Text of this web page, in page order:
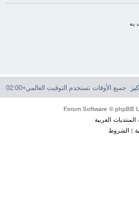
به
جميع الأوقات تستخدم التوقيت العالمي+02:00
المنتديات العربية
| الشروط